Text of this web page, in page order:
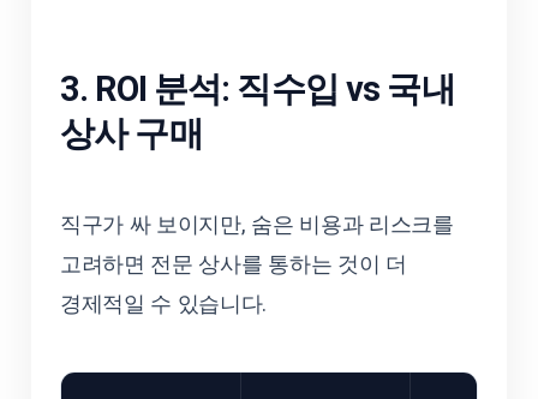
3. ROI 분석: 직수입 vs 국내
상사 구매
직구가 싸 보이지만, 숨은 비용과 리스크를
고려하면 전문 상사를 통하는 것이 더
경제적일 수 있습니다.